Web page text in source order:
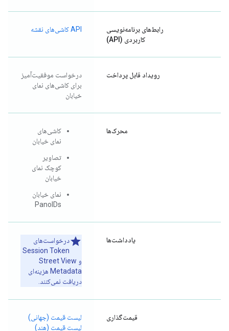
رابط‌های برنامه‌نویسی
کاربردی (API)
API کاشی‌های نقشه
رویداد قابل پرداخت
درخواست موفقیت‌آمیز
برای کاشی‌های نمای
خیابان
محرک‌ها
کاشی‌های
نمای خیابان
تصاویر
کوچک نمای
خیابان
نمای خیابان
PanoIDs
یادداشت‌ها
درخواست‌های
Session Token
و Street View
Metadata هزینه‌ای
دریافت نمی‌کنند.
قیمت‌گذاری
لیست قیمت (جهانی)
لیست قیمت (هند)